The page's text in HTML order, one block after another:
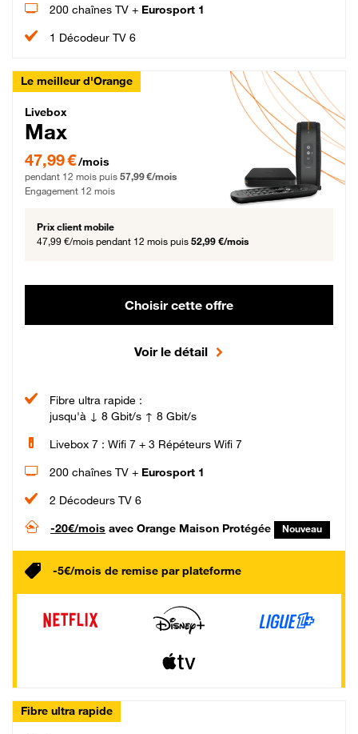
200 chaînes TV + Eurosport 1
1 Décodeur TV 6
Le meilleur d'Orange
Livebox Max Fibre
Livebox
Max
47,99 € par mois pendant 12 mois puis 57,99 € par mois, Engagement 12 mois
47,99 €/mois
pendant 12 mois puis 57,99 €/mois
Engagement 12 mois
Prix client mobile
47,99 €/mois pendant 12 mois puis 52,99 €/mois
Choisir cette offre
Voir le détail
Fibre ultra rapide :
jusqu'à ↓ 8 Gbit/s ↑ 8 Gbit/s
Livebox 7 : Wifi 7 + 3 Répéteurs Wifi 7
200 chaînes TV + Eurosport 1
2 Décodeurs TV 6
-20€/mois avec Orange Maison Protégée Nouveau
-5€/mois de remise par plateforme
Fibre ultra rapide